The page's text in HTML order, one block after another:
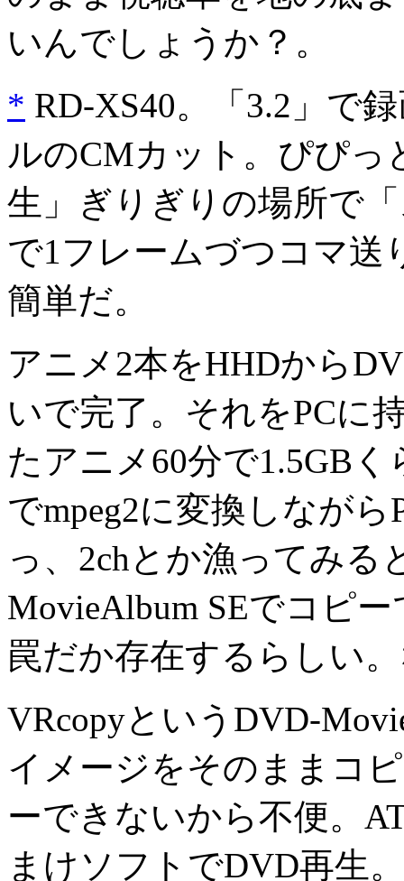
いんでしょうか？。
* RD-XS40。「3.2」で
ルのCMカット。ぴぴっ
生」ぎりぎりの場所で
で1フレームづつコマ送
簡単だ。
アニメ2本をHHDから
いで完了。それをPCに
たアニメ60分で1.5GBく
でmpeg2に変換しなが
っ、2chとか漁ってみる
MovieAlbum SEでコピ
罠だか存在するらしい
VRcopyというDVD-
イメージをそのままコ
ーできないから不便。
まけソフトでDVD再生